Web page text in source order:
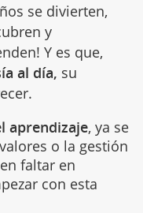
se divierten,
y
Y es que,
al día, su
aprendizaje, ya se
o la gestión
faltar en
con esta